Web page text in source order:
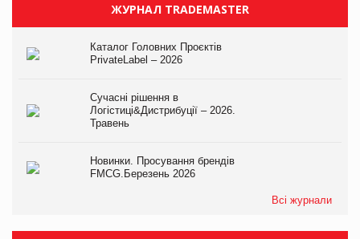
ЖУРНАЛ TRADEMASTER
Каталог Головних Проєктів
PrivateLabel – 2026
Сучасні рішення в
Логістиці&Дистрибуції – 2026.
Травень
Новинки. Просування брендів
FMCG.Березень 2026
Всі журнали